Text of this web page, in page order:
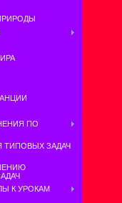
ПО
ТИПОВЫХ ЗАДАЧ
К УРОКАМ